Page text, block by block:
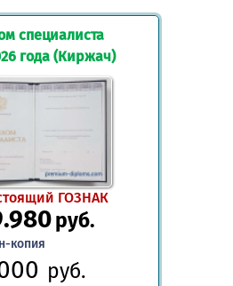
специалиста
года (Киржач)
ГОЗНАК
руб.
копия
руб.